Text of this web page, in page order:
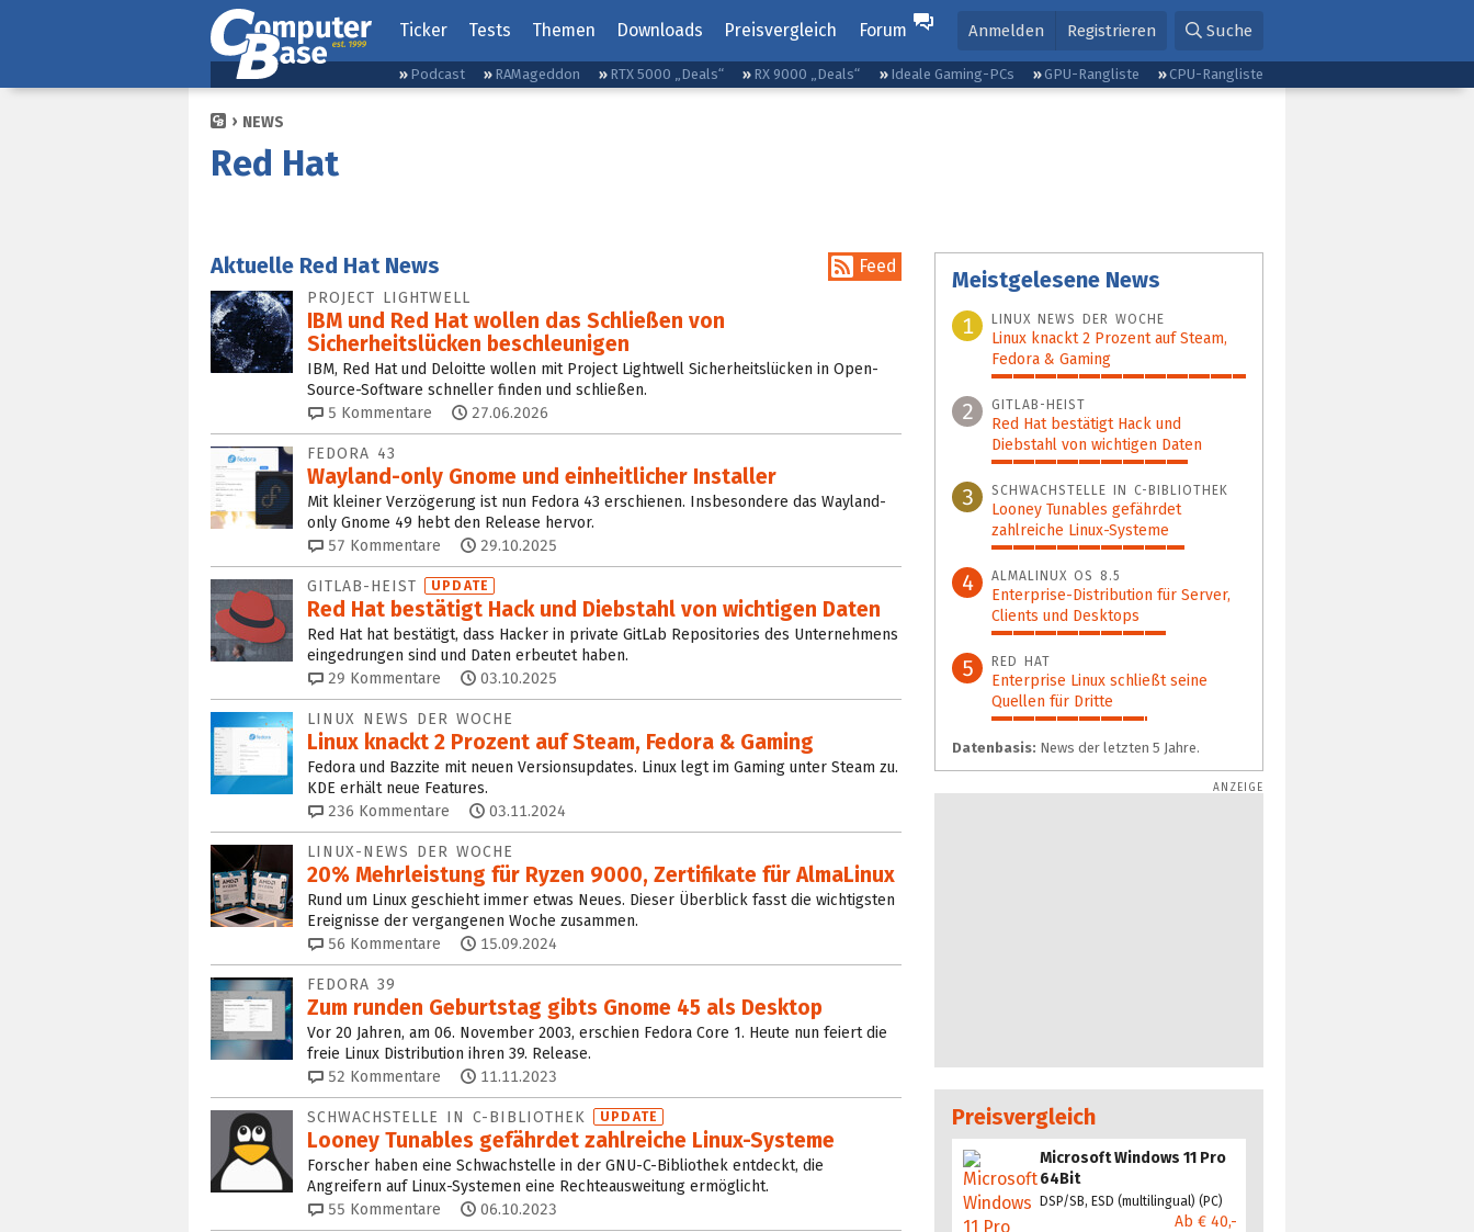
Ticker Tests Themen Downloads Preisvergleich Forum Anmelden Registrieren Suche
Podcast RAMageddon RTX 5000 „Deals“ RX 9000 „Deals“ Ideale Gaming-PCs GPU-Rangliste CPU-Rangliste
NEWS
Red Hat
Aktuelle Red Hat News Feed
PROJECT LIGHTWELL
IBM und Red Hat wollen das Schließen von
Sicherheitslücken beschleunigen
IBM, Red Hat und Deloitte wollen mit Project Lightwell Sicherheitslücken in Open-
Source-Software schneller finden und schließen.
5 Kommentare 27.06.2026
FEDORA 43
Wayland-only Gnome und einheitlicher Installer
Mit kleiner Verzögerung ist nun Fedora 43 erschienen. Insbesondere das Wayland-
only Gnome 49 hebt den Release hervor.
57 Kommentare 29.10.2025
GITLAB-HEIST UPDATE
Red Hat bestätigt Hack und Diebstahl von wichtigen Daten
Red Hat hat bestätigt, dass Hacker in private GitLab Repositories des Unternehmens
eingedrungen sind und Daten erbeutet haben.
29 Kommentare 03.10.2025
LINUX NEWS DER WOCHE
Linux knackt 2 Prozent auf Steam, Fedora & Gaming
Fedora und Bazzite mit neuen Versionsupdates. Linux legt im Gaming unter Steam zu.
KDE erhält neue Features.
236 Kommentare 03.11.2024
LINUX-NEWS DER WOCHE
20% Mehrleistung für Ryzen 9000, Zertifikate für AlmaLinux
Rund um Linux geschieht immer etwas Neues. Dieser Überblick fasst die wichtigsten
Ereignisse der vergangenen Woche zusammen.
56 Kommentare 15.09.2024
FEDORA 39
Zum runden Geburtstag gibts Gnome 45 als Desktop
Vor 20 Jahren, am 06. November 2003, erschien Fedora Core 1. Heute nun feiert die
freie Linux Distribution ihren 39. Release.
52 Kommentare 11.11.2023
SCHWACHSTELLE IN C-BIBLIOTHEK UPDATE
Looney Tunables gefährdet zahlreiche Linux-Systeme
Forscher haben eine Schwachstelle in der GNU-C-Bibliothek entdeckt, die
Angreifern auf Linux-Systemen eine Rechteausweitung ermöglicht.
55 Kommentare 06.10.2023
Meistgelesene News
1
LINUX NEWS DER WOCHE
Linux knackt 2 Prozent auf Steam,
Fedora & Gaming
100%
2 GITLAB-HEIST
Red Hat bestätigt Hack und
Diebstahl von wichtigen Daten
77%
3 SCHWACHSTELLE IN C-BIBLIOTHEK
Looney Tunables gefährdet
zahlreiche Linux-Systeme
76%
4 ALMALINUX OS 8.5
Enterprise-Distribution für Server,
Clients und Desktops
69%
5 RED HAT
Enterprise Linux schließt seine
Quellen für Dritte
61%
Datenbasis: News der letzten 5 Jahre.
Preisvergleich
Microsoft Windows 11 Pro
64Bit
DSP/SB, ESD (multilingual) (PC)
Ab € 40,-